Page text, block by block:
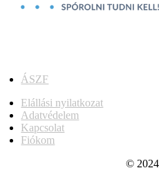
ÁSZF
Elállási nyilatkozat
Adatvédelem
Kapcsolat
Fiókom
©